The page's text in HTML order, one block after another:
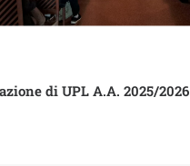
di UPL A.A. 2025/2026